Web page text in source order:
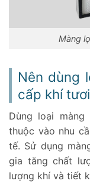
Màng
Nên dùng
cấp khí tươi
Dùng loại
thuộc vào nhu
tế. Sử dụng
gia tăng chất
lượng khí và tiết